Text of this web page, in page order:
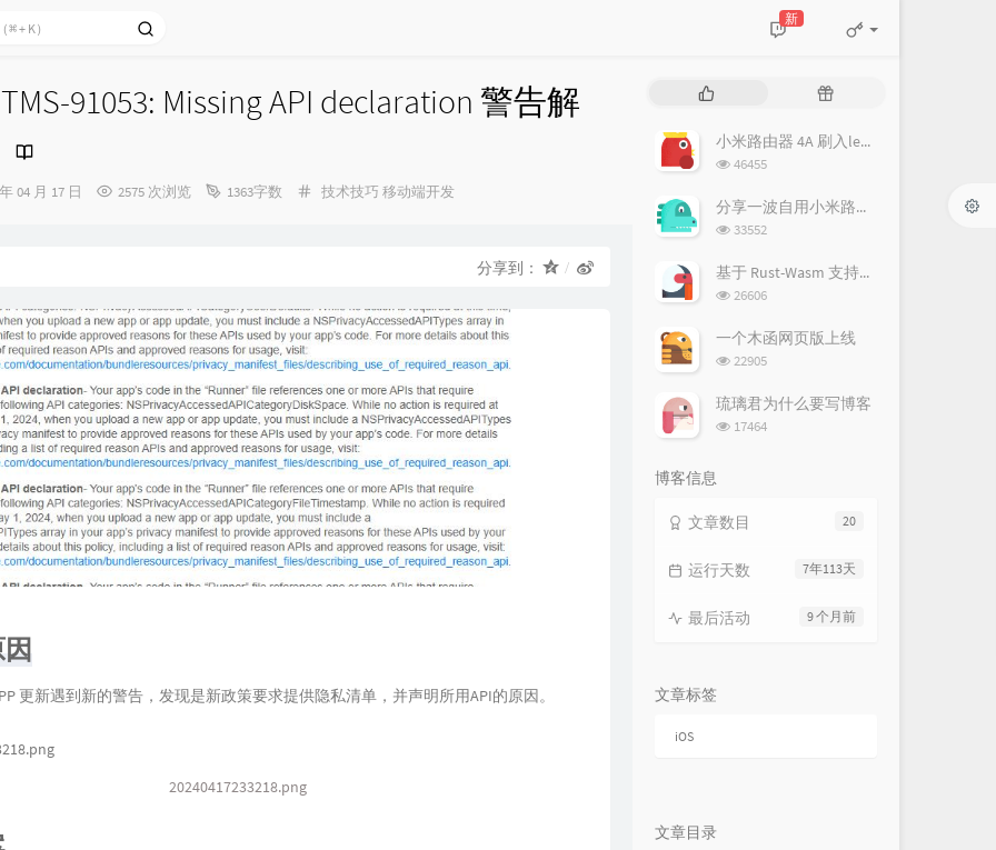
新
91053: Missing API declaration 警告解
04 月 17 日 2575 次浏览 1363字数
分
技术技巧 移动端开发
分享到：
更新遇到新的警告，发现是新政策要求提供隐私清单，并声明所用API的原因。
20240417233218.png
文
章
随
文
小米路由器 4A 刷入lean 的 openwrt/lede
浏
次
数:
46455
分享一波自用小米路由器 Pro (R3P) openwrt 固件 (lean's lede)
浏
次
数:
33552
基于 Rust-Wasm 支持彩色的幻影坦克(隐藏图)生成器
浏
次
数:
26606
一个木函网页版上线
浏
次
数:
22905
琉璃君为什么要写博客
浏
17464
博客信息
20
文章数目
7年113天
运行天数
9 个月前
最后活动
文章标签
iOS
文章目录